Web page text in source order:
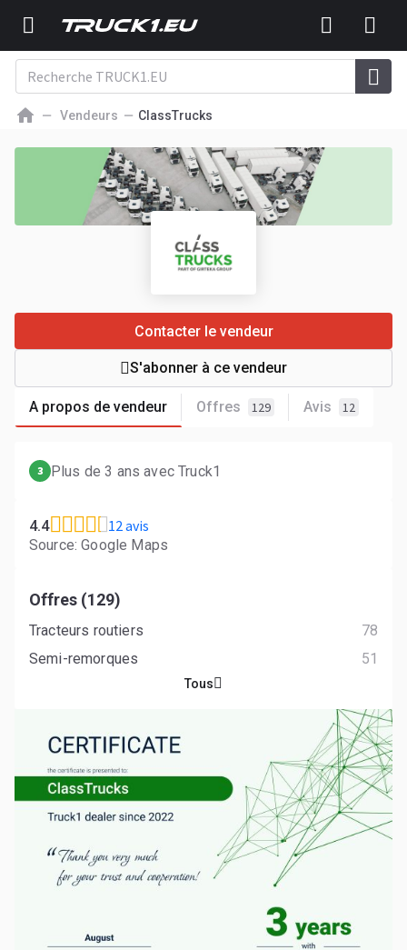
Vendeurs ClassTrucks
A propos de vendeur Offres 129 Avis 12
Contacter le vendeur
S'abonner à ce vendeur
3 Plus de 3 ans avec Truck1
4.4 12 avis
Source: Google Maps
Offres (129)
Tracteurs routiers
78
Semi-remorques
51
Tous